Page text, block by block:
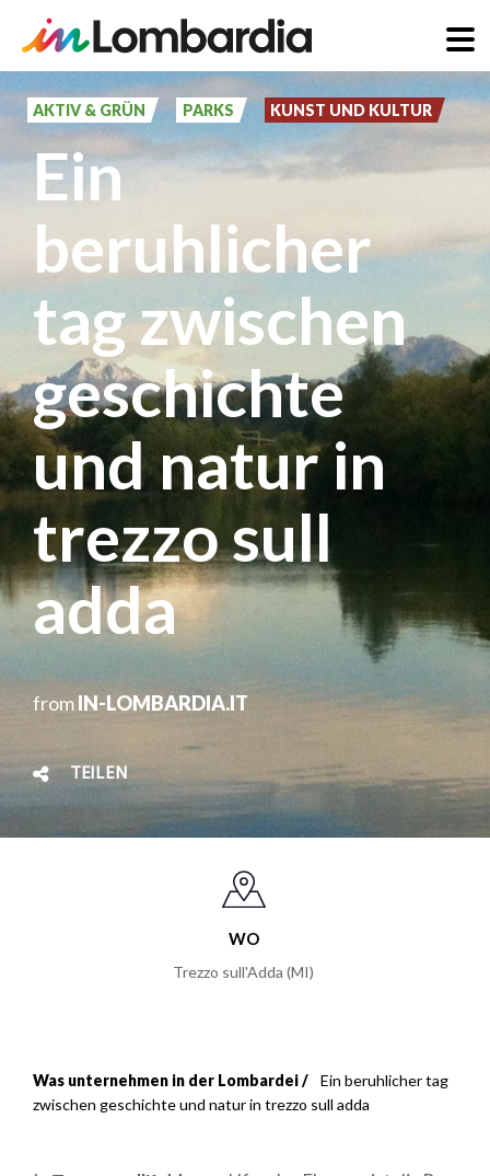
zumAKTIV & GRÜN PARKS KUNST UND KULTUR
Ein
beruhlicher
tag zwischen
geschichte
und natur in
trezzo sull
adda
fromIN-LOMBARDIA.IT
TEILEN
WO
Trezzo sull'Adda (MI)
Breadcrumb
Was unternehmen in der Lombardei
Ein beruhlicher tag
zwischen geschichte und natur in trezzo sull adda